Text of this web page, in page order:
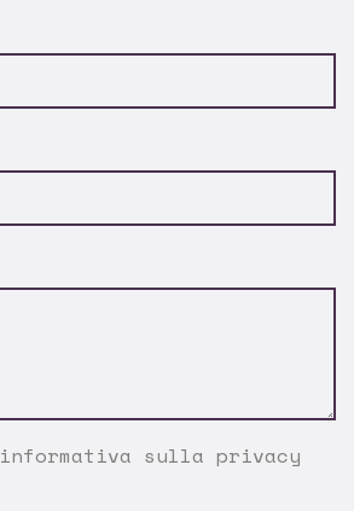
informativa sulla privacy